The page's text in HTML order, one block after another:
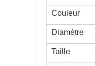
Couleur
Diamètre
Taille